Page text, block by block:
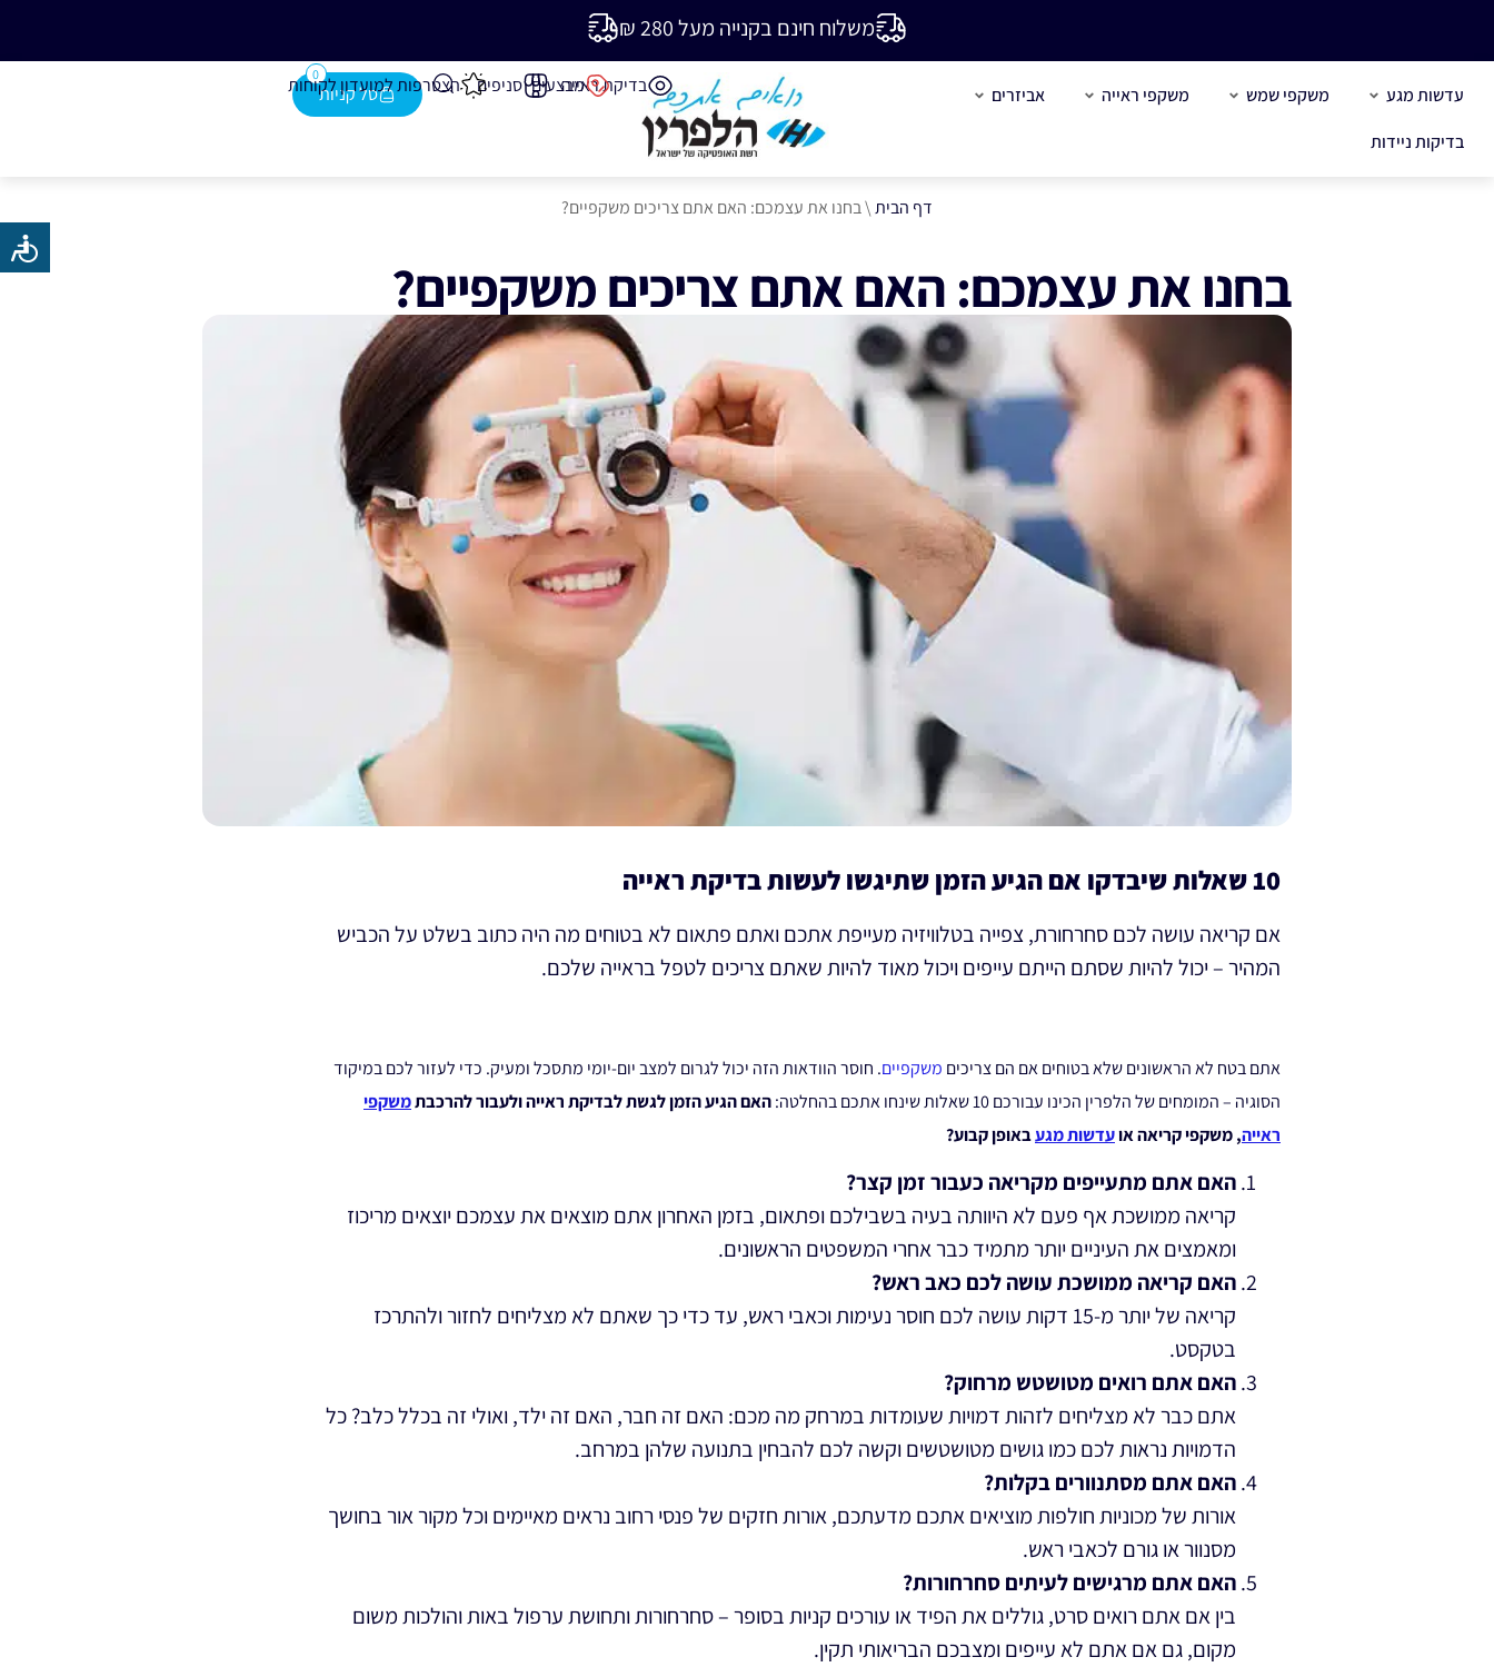
משלוח חינם בקנייה מעל 280 ₪
עדשות מגע משקפי שמש משקפי ראייה
אביזרים
בדיקות ניידות
בדיקת ראייהמבצעים סניפים הצטרפות למועדון לקוחות
0
דף הבית\בחנו את עצמכם: האם אתם צריכים משקפיים?
בחנו את עצמכם: האם אתם צריכים משקפיים?
10 שאלות שיבדקו אם הגיע הזמן שתיגשו לעשות בדיקת ראייה
אם קריאה עושה לכם סחרחורת, צפייה בטלוויזיה מעייפת אתכם ואתם פתאום לא בטוחים מה היה כתוב בשלט על הכביש
המהיר – יכול להיות שסתם הייתם עייפים ויכול מאוד להיות שאתם צריכים לטפל בראייה שלכם.
אתם בטח לא הראשונים שלא בטוחים אם הם צריכים משקפיים. חוסר הוודאות הזה יכול לגרום למצב יום-יומי מתסכל ומעיק. כדי לעזור לכם במיקוד
הסוגיה – המומחים של הלפרין הכינו עבורכם 10 שאלות שינחו אתכם בהחלטה:
האם הגיע הזמן לגשת לבדיקת ראייה ולעבור להרכבתמשקפי
ראייה, משקפי קריאה אועדשות מגעבאופן קבוע?
האם אתם מתעייפים מקריאה כעבור זמן קצר?
קריאה ממושכת אף פעם לא היוותה בעיה בשבילכם ופתאום, בזמן האחרון אתם מוצאים את עצמכם יוצאים מריכוז
ומאמצים את העיניים יותר מתמיד כבר אחרי המשפטים הראשונים.
האם קריאה ממושכת עושה לכם כאב ראש?
קריאה של יותר מ-15 דקות עושה לכם חוסר נעימות וכאבי ראש, עד כדי כך שאתם לא מצליחים לחזור ולהתרכז
בטקסט.
האם אתם רואים מטושטש מרחוק?
אתם כבר לא מצליחים לזהות דמויות שעומדות במרחק מה מכם: האם זה חבר, האם זה ילד, ואולי זה בכלל כלב? כל
הדמויות נראות לכם כמו גושים מטושטשים וקשה לכם להבחין בתנועה שלהן במרחב.
האם אתם מסתנוורים בקלות?
אורות של מכוניות חולפות מוציאים אתכם מדעתכם, אורות חזקים של פנסי רחוב נראים מאיימים וכל מקור אור בחושך
מסנוור או גורם לכאבי ראש.
האם אתם מרגישים לעיתים סחרחורות?
בין אם אתם רואים סרט, גוללים את הפיד או עורכים קניות בסופר – סחרחורות ותחושת ערפול באות והולכות משום
מקום, גם אם אתם לא עייפים ומצבכם הבריאותי תקין.